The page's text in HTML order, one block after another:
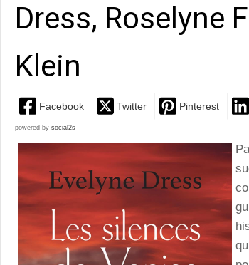
Dress, Roselyne
Klein
Facebook Twitter Pinterest
powered by social2s